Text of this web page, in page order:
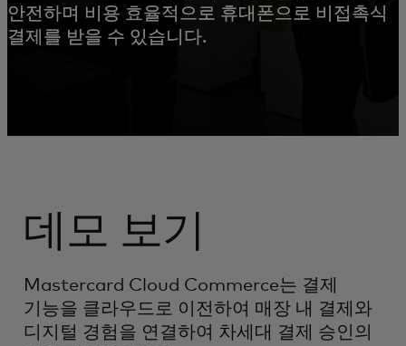
안전하며 비용 효율적으로 휴대폰으로 비접촉식
결제를 받을 수 있습니다.
데모 보기
Mastercard Cloud Commerce는 결제
기능을 클라우드로 이전하여 매장 내 결제와
디지털 경험을 연결하여 차세대 결제 승인의